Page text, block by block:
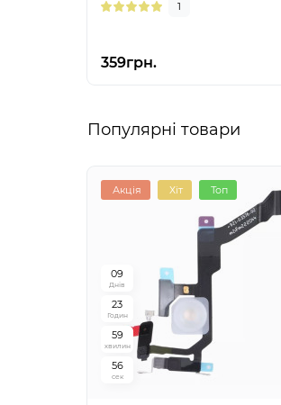
1
359грн.
Популярні товари
Акція Хіт Топ
09
Днів
23
Годин
59
хвилин
55
сек